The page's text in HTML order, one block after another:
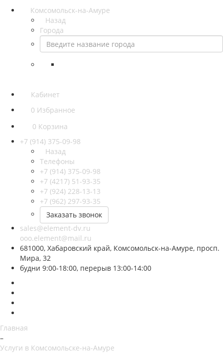
Комсомольск-на-Амуре
Назад
Города
Кабинет
0 Избранное
0 Корзина
+7 (914) 375-09-98
Назад
Телефоны
+7 (914) 375-09-98
+7 (4217) 51-93-35
+7 (924) 228-13-13
+7 (962) 297-93-35
Заказать звонок
sales@element-dv.ru
ooo.element@mail.ru
681000, Хабаровский край, Комсомольск-на-Амуре, просп.
Мира, 32
будни 9:00-18:00, перерыв 13:00-14:00
Главная
–
Услуги в Комсомольске-на-Амуре